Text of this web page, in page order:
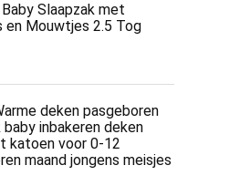
Slaapzak met
en Mouwtjes 2.5 Tog
deken pasgeboren
baby inbakeren deken
katoen voor 0-12
maand jongens meisjes